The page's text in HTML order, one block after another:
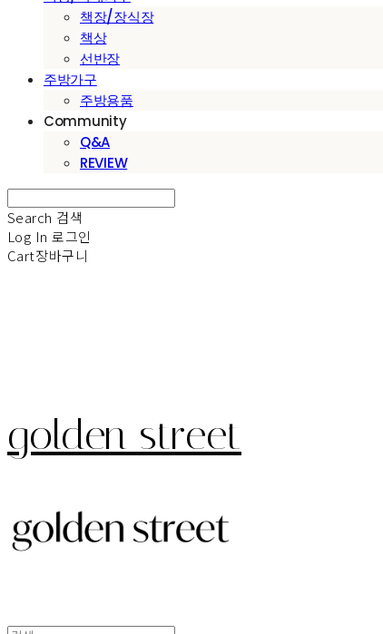
책장/장식장
책상
선반장
주방가구
주방용품
Community
Q&A
REVIEW
Search 검색
Log In 로그인
Cart장바구니
golden street